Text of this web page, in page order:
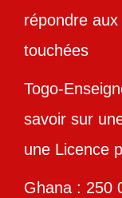
répondre
touchées
Togo-
savoir sur
une Licence
Ghana : 250